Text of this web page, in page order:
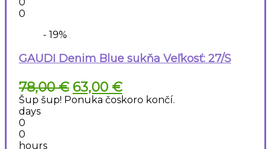
0
- 19%
GAUDI Denim Blue sukňa Veľkosť: 27/S
78,00€ Pôvodná
cena
bola:
63,00 €Aktuálna
cena
je:
Šup šup! Ponuka čoskoro končí.
days
0
0
hours